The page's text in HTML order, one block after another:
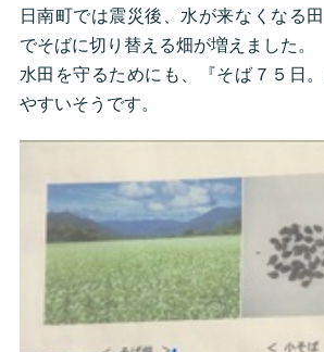
日南町では震災後、水が来なくなる
でそばに切り替える畑が増えました。
水田を守るためにも、『そば７５日
やすいそうです。